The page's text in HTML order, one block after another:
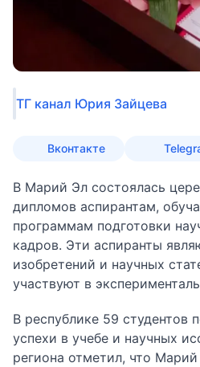
ТГ канал Юрия Зайцева
Вконтакте
В Марий Эл состоялась
дипломов аспирантам,
программам подготовки
кадров. Эти аспиранты
изобретений и научных
участвуют в
В республике 59 студентов
успехи в учебе и научных
региона отметил, что Марий